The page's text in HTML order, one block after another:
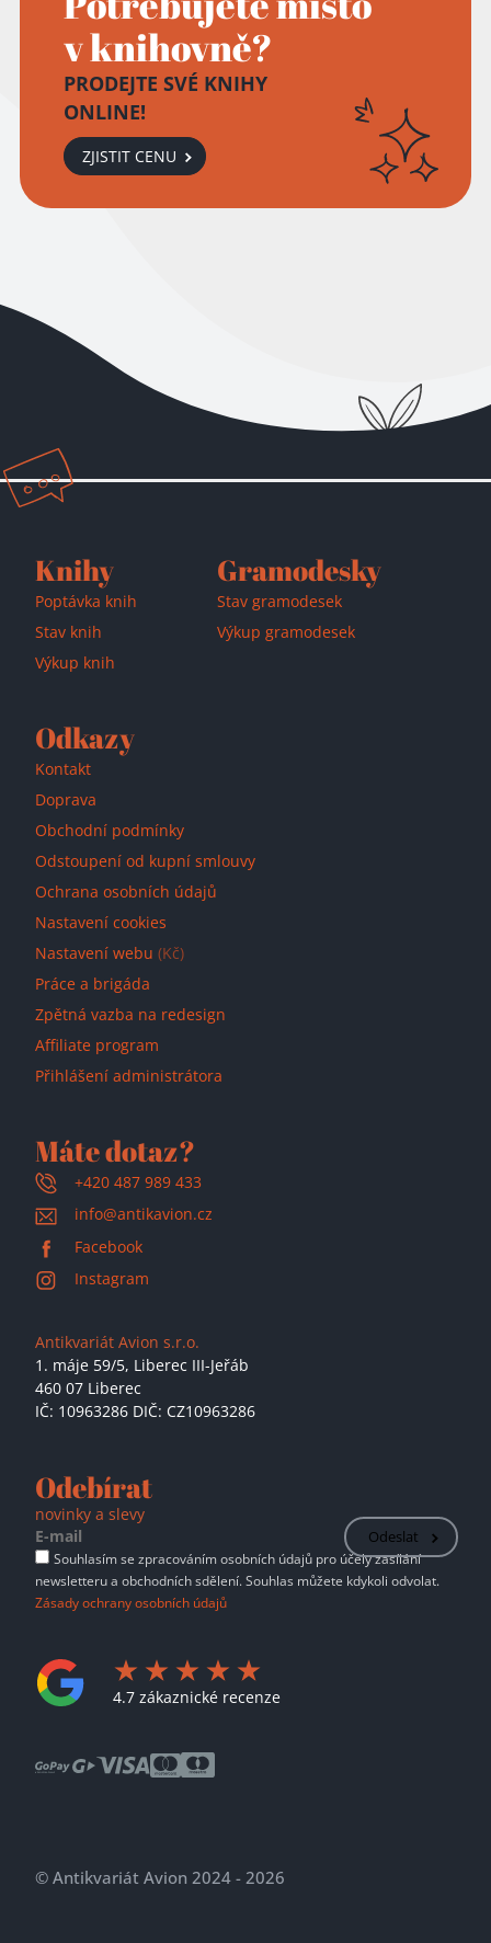
v knihovně?
PRODEJTE SVÉ KNIHY
ONLINE!
ZJISTIT CENU
Přidáno do košíku!
Knihy
Poptávka knih
Stav knih
Výkup knih
Gramodesky
Stav gramodesek
Výkup gramodesek
Odkazy
Kontakt
Doprava
Obchodní podmínky
Odstoupení od kupní smlouvy
Ochrana osobních údajů
Nastavení cookies
Nastavení webu (Kč)
Práce a brigáda
Zpětná vazba na redesign
Affiliate program
Přihlášení administrátora
Máte dotaz?
+420 487 989 433
info@antikavion.cz
Facebook
Instagram
Antikvariát Avion s.r.o.
1. máje 59/5, Liberec III-Jeřáb
460 07 Liberec
IČ: 10963286 DIČ: CZ10963286
Odebírat
novinky a slevy
Odeslat
Souhlasím se zpracováním osobních údajů pro účely zasílání
newsletteru a obchodních sdělení. Souhlas můžete kdykoli odvolat.
Zásady ochrany osobních údajů
4.7 zákaznické recenze
© Antikvariát Avion 2024 - 2026